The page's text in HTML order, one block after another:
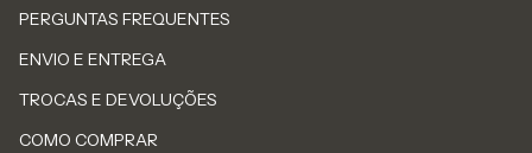
PERGUNTAS FREQUENTES
ENVIO E ENTREGA
TROCAS E DEVOLUÇÕES
COMO COMPRAR